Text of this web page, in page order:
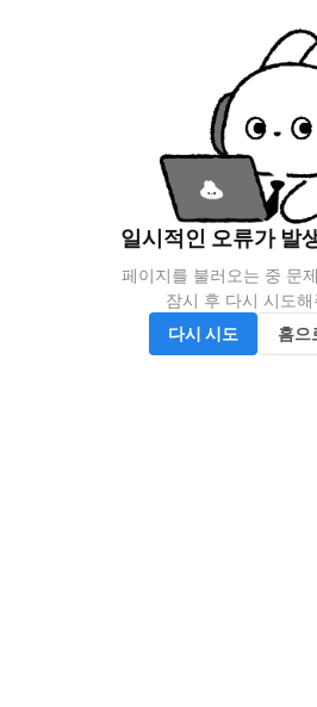
일시적인 오류가 발
페이지를 불러오는 중 문
잠시 후 다시 시도
다시 시도
홈으